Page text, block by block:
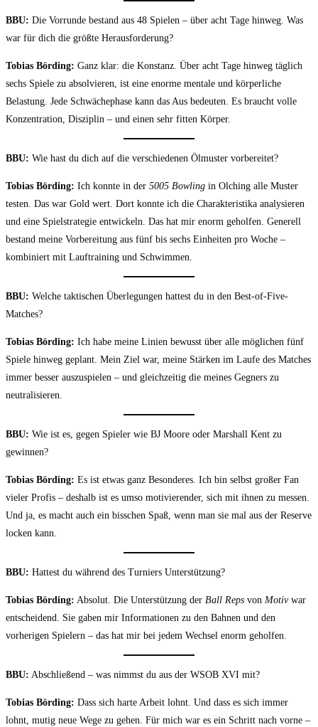
BBU: Die Vorrunde bestand aus 48 Spielen – über acht Tage hinweg. Was
war für dich die größte Herausforderung?
Tobias Börding: Ganz klar: die Konstanz. Über acht Tage hinweg täglich
sechs Spiele zu absolvieren, ist eine enorme mentale und körperliche
Belastung. Jede Schwächephase kann das Aus bedeuten. Es braucht volle
Konzentration, Disziplin – und einen sehr fitten Körper.
BBU: Wie hast du dich auf die verschiedenen Ölmuster vorbereitet?
Tobias Börding: Ich konnte in der 5005 Bowling in Olching alle Muster
testen. Das war Gold wert. Dort konnte ich die Charakteristika analysieren
und eine Spielstrategie entwickeln. Das hat mir enorm geholfen. Generell
bestand meine Vorbereitung aus fünf bis sechs Einheiten pro Woche –
kombiniert mit Lauftraining und Schwimmen.
BBU: Welche taktischen Überlegungen hattest du in den Best-of-Five-
Matches?
Tobias Börding: Ich habe meine Linien bewusst über alle möglichen fünf
Spiele hinweg geplant. Mein Ziel war, meine Stärken im Laufe des Matches
immer besser auszuspielen – und gleichzeitig die meines Gegners zu
neutralisieren.
BBU: Wie ist es, gegen Spieler wie BJ Moore oder Marshall Kent zu
gewinnen?
Tobias Börding: Es ist etwas ganz Besonderes. Ich bin selbst großer Fan
vieler Profis – deshalb ist es umso motivierender, sich mit ihnen zu messen.
Und ja, es macht auch ein bisschen Spaß, wenn man sie mal aus der Reserve
locken kann.
BBU: Hattest du während des Turniers Unterstützung?
Tobias Börding: Absolut. Die Unterstützung der Ball Reps von Motivwar
entscheidend. Sie gaben mir Informationen zu den Bahnen und den
vorherigen Spielern – das hat mir bei jedem Wechsel enorm geholfen.
BBU: Abschließend – was nimmst du aus der WSOB XVI mit?
Tobias Börding: Dass sich harte Arbeit lohnt. Und dass es sich immer
lohnt, mutig neue Wege zu gehen. Für mich war es ein Schritt nach vorne –